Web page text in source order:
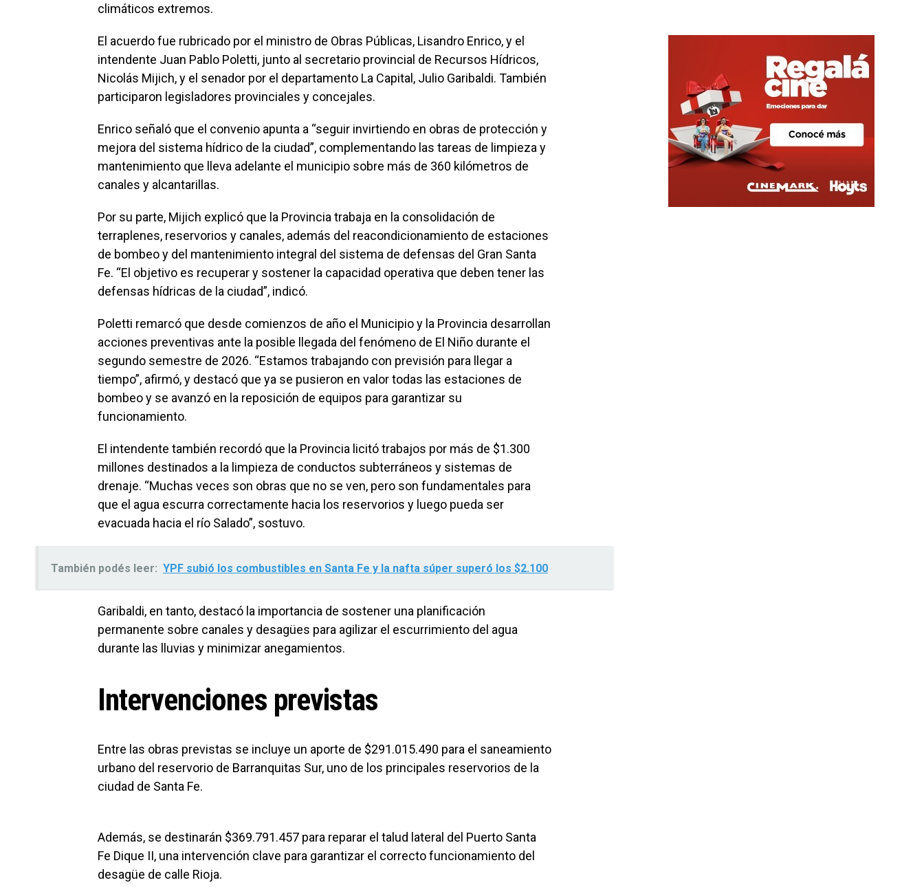
climáticos extremos.
El acuerdo fue rubricado por el ministro de Obras Públicas, Lisandro Enrico, y el
intendente Juan Pablo Poletti, junto al secretario provincial de Recursos Hídricos,
Nicolás Mijich, y el senador por el departamento La Capital, Julio Garibaldi. También
participaron legisladores provinciales y concejales.
Enrico señaló que el convenio apunta a “seguir invirtiendo en obras de protección y
mejora del sistema hídrico de la ciudad”, complementando las tareas de limpieza y
mantenimiento que lleva adelante el municipio sobre más de 360 kilómetros de
canales y alcantarillas.
Por su parte, Mijich explicó que la Provincia trabaja en la consolidación de
terraplenes, reservorios y canales, además del reacondicionamiento de estaciones
de bombeo y del mantenimiento integral del sistema de defensas del Gran Santa
Fe. “El objetivo es recuperar y sostener la capacidad operativa que deben tener las
defensas hídricas de la ciudad”, indicó.
Poletti remarcó que desde comienzos de año el Municipio y la Provincia desarrollan
acciones preventivas ante la posible llegada del fenómeno de El Niño durante el
segundo semestre de 2026. “Estamos trabajando con previsión para llegar a
tiempo”, afirmó, y destacó que ya se pusieron en valor todas las estaciones de
bombeo y se avanzó en la reposición de equipos para garantizar su
funcionamiento.
El intendente también recordó que la Provincia licitó trabajos por más de $1.300
millones destinados a la limpieza de conductos subterráneos y sistemas de
drenaje. “Muchas veces son obras que no se ven, pero son fundamentales para
que el agua escurra correctamente hacia los reservorios y luego pueda ser
evacuada hacia el río Salado”, sostuvo.
También podés leer: YPF subió los combustibles en Santa Fe y la nafta súper superó los $2.100
Garibaldi, en tanto, destacó la importancia de sostener una planificación
permanente sobre canales y desagües para agilizar el escurrimiento del agua
durante las lluvias y minimizar anegamientos.
Intervenciones previstas
Entre las obras previstas se incluye un aporte de $291.015.490 para el saneamiento
urbano del reservorio de Barranquitas Sur, uno de los principales reservorios de la
ciudad de Santa Fe.
Además, se destinarán $369.791.457 para reparar el talud lateral del Puerto Santa
Fe Dique II, una intervención clave para garantizar el correcto funcionamiento del
desagüe de calle Rioja.